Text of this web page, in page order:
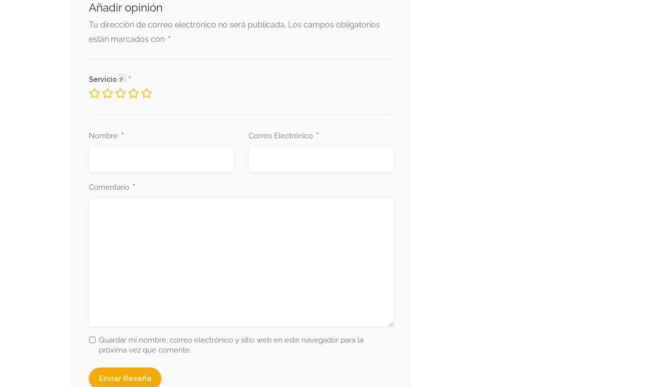
Añadir opinión
Tu dirección de correo electrónico no será publicada. Los campos obligatorios
están marcados con *
Servicio
Nombre * Correo Electrónico *
Comentario *
Guardar mi nombre, correo electrónico y sitio web en este navegador para la
próxima vez que comente.